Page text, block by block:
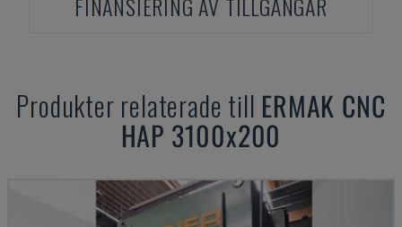
Produkter relaterade till ERMAK CNC
HAP 3100x200